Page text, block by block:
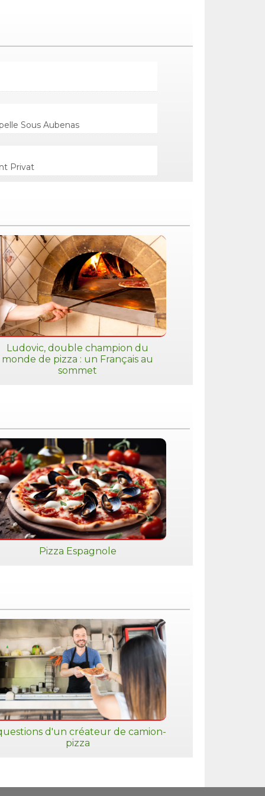
Sous Aubenas
Privat
Ludovic, double champion du
monde de pizza : un Français au
sommet
Pizza Espagnole
d'un créateur de camion-
pizza